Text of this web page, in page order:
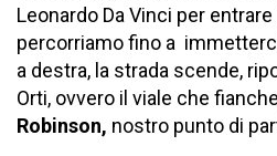
Leonardo Da Vinci per
percorriamo fino a
a destra, la strada scende,
Orti, ovvero il viale che
Robinson, nostro punto di